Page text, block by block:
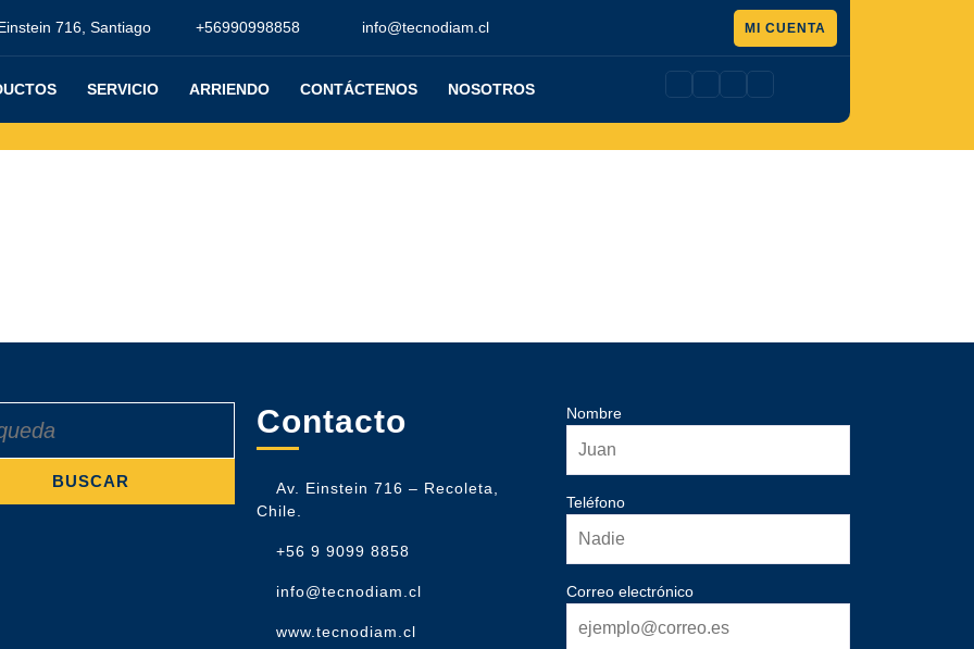
716, Santiago +56990998858 info@tecnodiam.cl MI CUENTA
presupuesto
SERVICIO ARRIENDO CONTÁCTENOS NOSOTROS
Contacto
Av. Einstein 716 – Recoleta,
Chile.
+56 9 9099 8858
info@tecnodiam.cl
www.tecnodiam.cl
Nombre
Teléfono
Correo electrónico